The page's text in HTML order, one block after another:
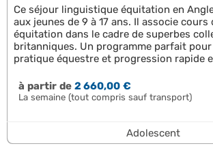
Ce séjour linguistique équitation en
aux jeunes de 9 à 17 ans. Il associe cours
équitation dans le cadre de superbes
britanniques. Un programme parfait
pratique équestre et progression rapide
à partir de2 660,00 €
La semaine (tout compris sauf transport)
Adolescent